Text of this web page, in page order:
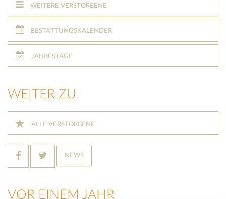
WEITERE VERSTORBENE
BESTATTUNGSKALENDER
JAHRESTAGE
WEITER ZU
ALLE VERSTORBENE
NEWS
VOR EINEM JAHR